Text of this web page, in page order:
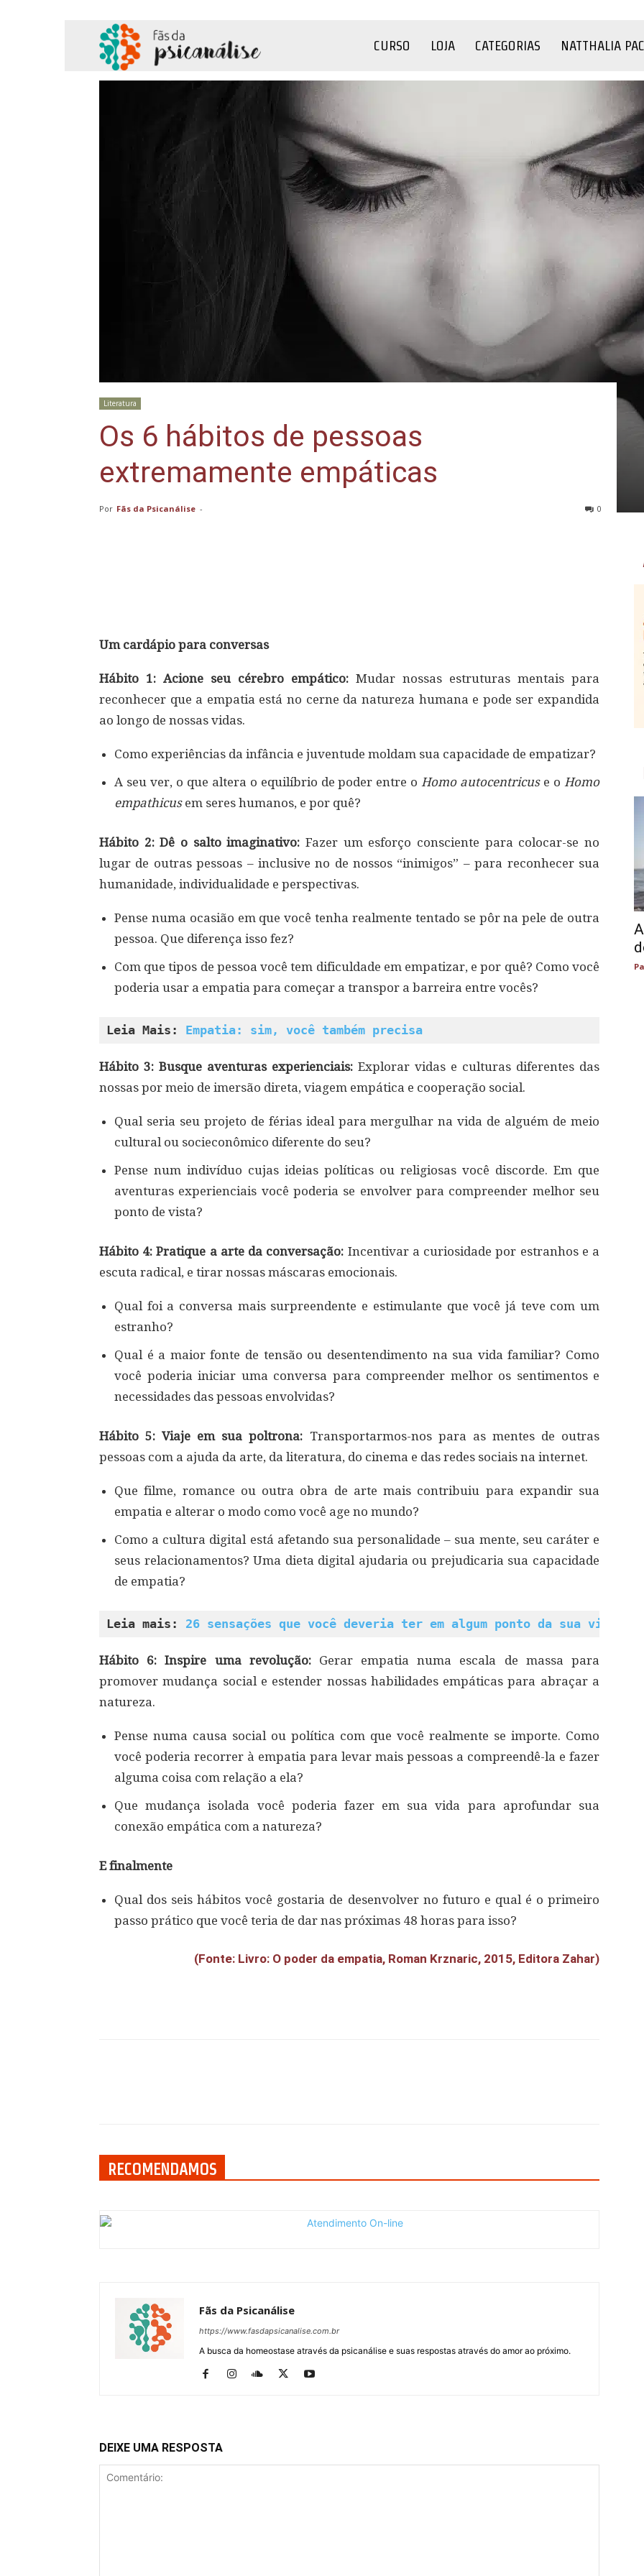
Psicanálise
CURSO LOJA CATEGORIAS NATTHALIA
Literatura
Os 6 hábitos de pessoas
extremamente empáticas
Por Fãs da Psicanálise - 0
Um cardápio para conversas
Hábito 1: Acione seu cérebro empático: Mudar nossas estruturas mentais para
reconhecer que a empatia está no cerne da natureza humana e pode ser expandida
ao longo de nossas vidas.
Como experiências da infância e juventude moldam sua capacidade de empatizar?
A seu ver, o que altera o equilíbrio de poder entre oHomo autocentricus e o Homo
empathicus em seres humanos, e por quê?
Hábito 2: Dê o salto imaginativo: Fazer um esforço consciente para colocar-se no
lugar de outras pessoas – inclusive no de nossos “inimigos” – para reconhecer sua
humanidade, individualidade e perspectivas.
Pense numa ocasião em que você tenha realmente tentado se pôr na pele de outra
pessoa. Que diferença isso fez?
Com que tipos de pessoa você tem dificuldade em empatizar, e por quê? Como você
poderia usar a empatia para começar a transpor a barreira entre vocês?
Leia Mais: Empatia: sim, você também precisa
Hábito 3: Busque aventuras experienciais: Explorar vidas e culturas diferentes das
nossas por meio de imersão direta, viagem empática e cooperação social.
Qual seria seu projeto de férias ideal para mergulhar na vida de alguém de meio
cultural ou socieconômico diferente do seu?
Pense num indivíduo cujas ideias políticas ou religiosas você discorde. Em que
aventuras experienciais você poderia se envolver para compreender melhor seu
ponto de vista?
Hábito 4: Pratique a arte da conversação: Incentivar a curiosidade por estranhos e a
escuta radical, e tirar nossas máscaras emocionais.
Qual foi a conversa mais surpreendente e estimulante que você já teve com um
estranho?
Qual é a maior fonte de tensão ou desentendimento na sua vida familiar? Como
você poderia iniciar uma conversa para compreender melhor os sentimentos e
necessidades das pessoas envolvidas?
Hábito 5: Viaje em sua poltrona: Transportarmos-nos para as mentes de outras
pessoas com a ajuda da arte, da literatura, do cinema e das redes sociais na internet.
Que filme, romance ou outra obra de arte mais contribuiu para expandir sua
empatia e alterar o modo como você age no mundo?
Como a cultura digital está afetando sua personalidade – sua mente, seu caráter e
seus relacionamentos? Uma dieta digital ajudaria ou prejudicaria sua capacidade
de empatia?
Leia mais: 26 sensações que você deveria ter em algum ponto da sua vida
Hábito 6: Inspire uma revolução: Gerar empatia numa escala de massa para
promover mudança social e estender nossas habilidades empáticas para abraçar a
natureza.
Pense numa causa social ou política com que você realmente se importe. Como
você poderia recorrer à empatia para levar mais pessoas a compreendê-la e fazer
alguma coisa com relação a ela?
Que mudança isolada você poderia fazer em sua vida para aprofundar sua
conexão empática com a natureza?
E finalmente
Qual dos seis hábitos você gostaria de desenvolver no futuro e qual é o primeiro
passo prático que você teria de dar nas próximas 48 horas para isso?
(Fonte: Livro: O poder da empatia, Roman Krznaric, 2015, Editora Zahar)
RECOMENDAMOS
Fãs da Psicanálise
https://www.fasdapsicanalise.com.br
A busca da homeostase através da psicanálise e suas respostas através do amor ao próximo.
DEIXE UMA RESPOSTA